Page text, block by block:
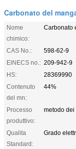
Carbonato del
Nome
chimico:
Carbonato
CAS No.:
598-62-9
ElNECS no.: 209-942-9
HS:
28369990
Contenuto
del mn:
44%
Processo
produttivo:
metodo
Qualita
Standard:
Grado